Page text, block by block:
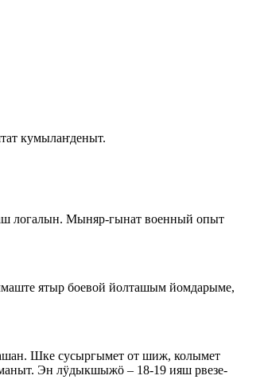
кумылаҥденыт.
логалын. Мыняр-гынат военный опыт
ятыр боевой йолташым йомдарыме,
Шке сусыргымет от шиж, колымет
Эн лӱдыкшыжӧ – 18-19 ияш рвезе-